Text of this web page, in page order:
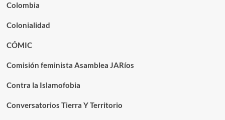
Colombia
Colonialidad
CÓMIC
Comisión feminista Asamblea JARíos
Contra la Islamofobia
Conversatorios Tierra Y Territorio